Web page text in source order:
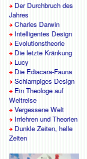
Der Durchbruch des
Jahres
Charles Darwin
Intelligentes Design
Evolutionstheorie
Die letzte Kränkung
Lucy
Die Ediacara-Fauna
Schlampiges Design
Ein Theologe auf
Weltreise
Vergessene Welt
Irrlehren und Theorien
Dunkle Zeiten, helle
Zeiten